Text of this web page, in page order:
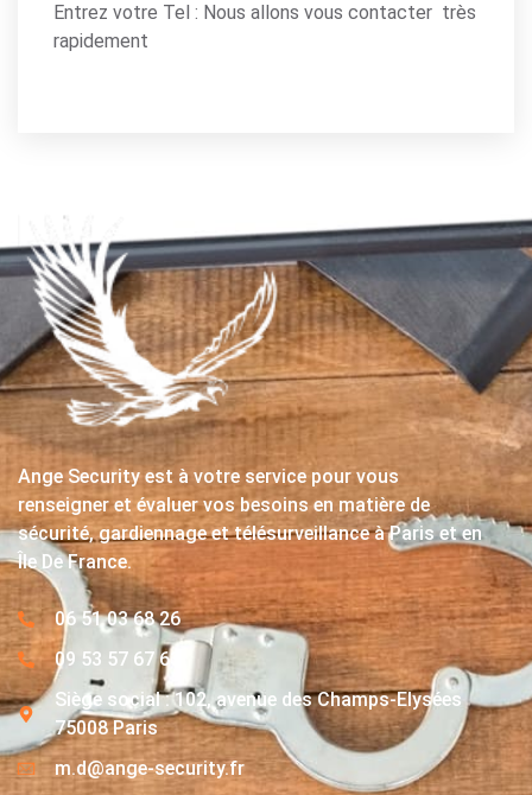
Entrez votre Tel : Nous allons vous contacter très
rapidement
Ange Security est à votre service pour vous
renseigner et évaluer vos besoins en matière de
sécurité, gardiennage et télésurveillance à Paris et en
Île De France.
06 51 03 68 26
09 53 57 67 63
Siège social : 102, avenue des Champs-Elysées
75008 Paris
m.d@ange-security.fr